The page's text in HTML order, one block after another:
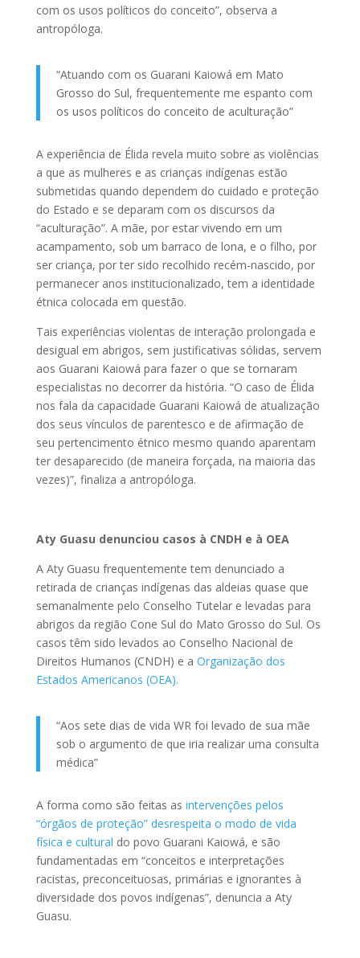
com os usos políticos do conceito”, observa a
antropóloga.
“Atuando com os Guarani Kaiowá em Mato
Grosso do Sul, frequentemente me espanto com
os usos políticos do conceito de aculturação”
A experiência de Élida revela muito sobre as violências
a que as mulheres e as crianças indígenas estão
submetidas quando dependem do cuidado e proteção
do Estado e se deparam com os discursos da
“aculturação”. A mãe, por estar vivendo em um
acampamento, sob um barraco de lona, e o filho, por
ser criança, por ter sido recolhido recém-nascido, por
permanecer anos institucionalizado, tem a identidade
étnica colocada em questão.
Tais experiências violentas de interação prolongada e
desigual em abrigos, sem justificativas sólidas, servem
aos Guarani Kaiowá para fazer o que se tornaram
especialistas no decorrer da história. “O caso de Élida
nos fala da capacidade Guarani Kaiowá de atualização
dos seus vínculos de parentesco e de afirmação de
seu pertencimento étnico mesmo quando aparentam
ter desaparecido (de maneira forçada, na maioria das
vezes)”, finaliza a antropóloga.
Aty Guasu denunciou casos à CNDH e à OEA
A Aty Guasu frequentemente tem denunciado a
retirada de crianças indígenas das aldeias quase que
semanalmente pelo Conselho Tutelar e levadas para
abrigos da região Cone Sul do Mato Grosso do Sul. Os
casos têm sido levados ao Conselho Nacional de
Direitos Humanos (CNDH) e a Organização dos
Estados Americanos (OEA).
“Aos sete dias de vida WR foi levado de sua mãe
sob o argumento de que iria realizar uma consulta
médica”
A forma como são feitas as intervenções pelos
“órgãos de proteção” desrespeita o modo de vida
física e cultural do povo Guarani Kaiowá, e são
fundamentadas em “conceitos e interpretações
racistas, preconceituosas, primárias e ignorantes à
diversidade dos povos indígenas”, denuncia a Aty
Guasu.